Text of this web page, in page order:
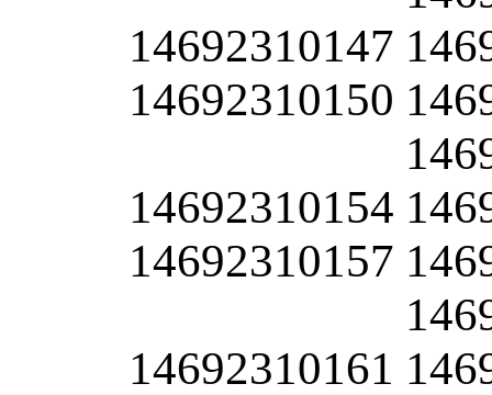
14692310147
14692310150
14692310154
14692310157
14692310161